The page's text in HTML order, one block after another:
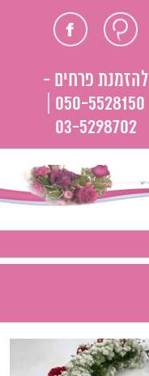
חוות פייסבוק
להזמנת פרחים -
050-5528150 |
03-5298702